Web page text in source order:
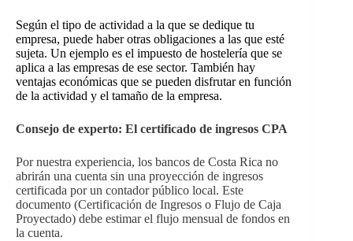
Según el tipo de actividad a la que se dedique tu
empresa, puede haber otras obligaciones a las que esté
sujeta. Un ejemplo es el impuesto de hostelería que se
aplica a las empresas de ese sector. También hay
ventajas económicas que se pueden disfrutar en función
de la actividad y el tamaño de la empresa.
Consejo de experto: El certificado de ingresos CPA
Por nuestra experiencia, los bancos de Costa Rica no
abrirán una cuenta sin una proyección de ingresos
certificada por un contador público local. Este
documento (Certificación de Ingresos o Flujo de Caja
Proyectado) debe estimar el flujo mensual de fondos en
la cuenta.